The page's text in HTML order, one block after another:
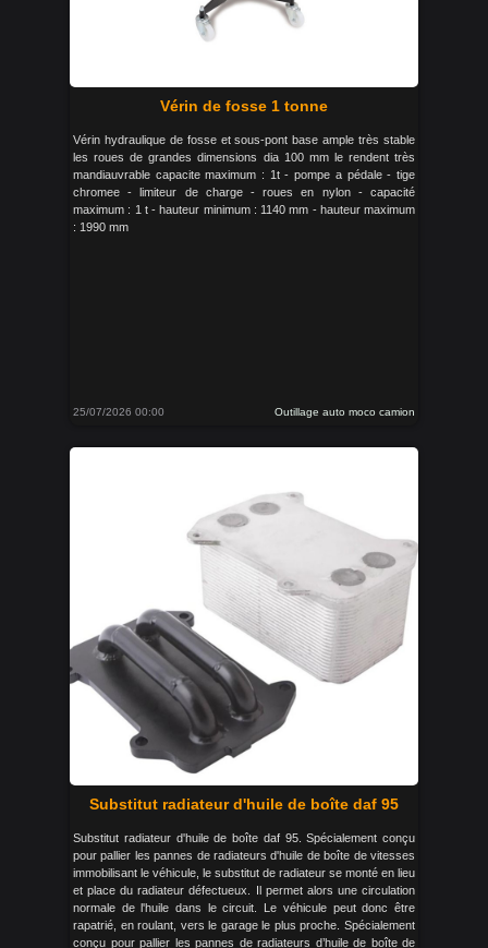
Vérin de fosse 1 tonne
Vérin hydraulique de fosse et sous-pont base ample très stable
les roues de grandes dimensions dia 100 mm le rendent très
mandiauvrable capacite maximum : 1t - pompe a pédale - tige
chromee - limiteur de charge - roues en nylon - capacité
maximum : 1 t - hauteur minimum : 1140 mm - hauteur maximum
: 1990 mm
25/07/2026 00:00 Outillage auto moco camion
Substitut radiateur d'huile de boîte daf 95
Substitut radiateur d'huile de boîte daf 95. Spécialement conçu
pour pallier les pannes de radiateurs d'huile de boîte de vitesses
immobilisant le véhicule, le substitut de radiateur se monté en lieu
et place du radiateur défectueux. Il permet alors une circulation
normale de l'huile dans le circuit. Le véhicule peut donc être
rapatrié, en roulant, vers le garage le plus proche. Spécialement
conçu pour pallier les pannes de radiateurs d’huile de boîte de